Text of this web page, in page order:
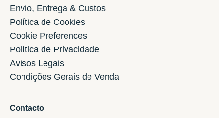
Envio, Entrega & Custos
Política de Cookies
Cookie Preferences
Política de Privacidade
Avisos Legais
Condições Gerais de Venda
Contacto